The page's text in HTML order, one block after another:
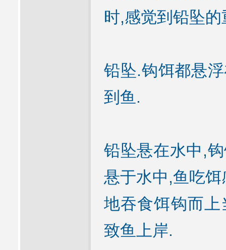
时,感觉到铅坠
铅坠.钩饵都悬
到鱼.
铅坠悬在水中,
悬于水中,鱼吃
地吞食饵钩而
致鱼上岸.